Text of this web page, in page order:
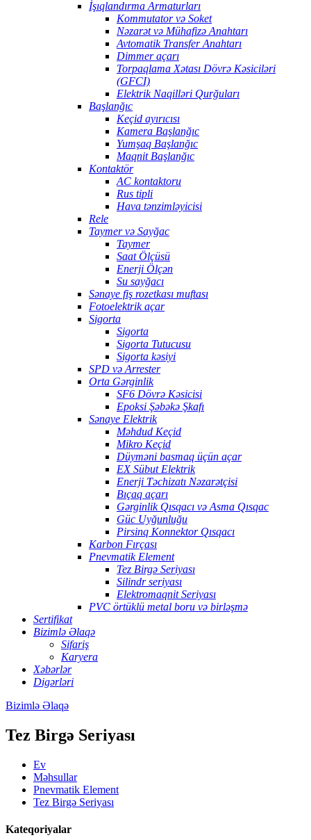
İşıqlandırma Armaturları
Kommutator və Soket
Nəzarət və Mühafizə Anahtarı
Avtomatik Transfer Anahtarı
Dimmer açarı
Torpaqlama Xətası Dövrə Kəsiciləri
(GFCI)
Elektrik Naqilləri Qurğuları
Başlanğıc
Keçid ayırıcısı
Kamera Başlanğıc
Yumşaq Başlanğıc
Maqnit Başlanğıc
Kontaktör
AC kontaktoru
Rus tipli
Hava tənzimləyicisi
Rele
Taymer və Sayğac
Taymer
Saat Ölçüsü
Enerji Ölçən
Su sayğacı
Sənaye fiş rozetkası muftası
Fotoelektrik açar
Sigorta
Sigorta
Sigorta Tutucusu
Sigorta kəsiyi
SPD və Arrester
Orta Gərginlik
SF6 Dövrə Kəsicisi
Epoksi Şəbəkə Şkafı
Sənaye Elektrik
Məhdud Keçid
Mikro Keçid
Düyməni basmaq üçün açar
EX Sübut Elektrik
Enerji Təchizatı Nəzarətçisi
Bıçaq açarı
Gərginlik Qısqacı və Asma Qısqac
Güc Uyğunluğu
Pirsinq Konnektor Qısqacı
Karbon Fırçası
Pnevmatik Element
Tez Birgə Seriyası
Silindr seriyası
Elektromaqnit Seriyası
PVC örtüklü metal boru və birləşmə
Sertifikat
Bizimlə Əlaqə
Sifariş
Karyera
Xəbərlər
Digərləri
Bizimlə Əlaqə
Tez Birgə Seriyası
Ev
Məhsullar
Pnevmatik Element
Tez Birgə Seriyası
Kateqoriyalar